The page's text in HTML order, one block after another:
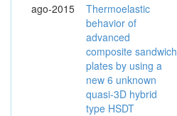
ago-2015
Thermoelastic
behavior of
advanced
composite sandwich
plates by using a
new 6 unknown
quasi-3D hybrid
type HSDT